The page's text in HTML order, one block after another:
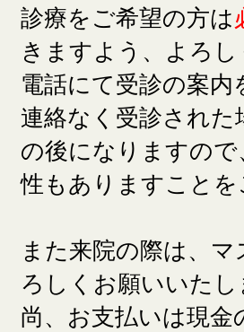
診療をご希望の方は
きますよう、よろ
電話にて受診の案
連絡なく受診された
の後になりますの
性もありますこと
また来院の際は、
ろしくお願いいたし
尚、お支払いは現